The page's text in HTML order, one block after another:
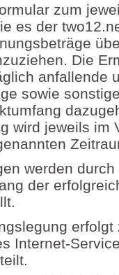
zum
es der
Die
anfallende
sowie
wird jeweils im
werden
der
Internet-